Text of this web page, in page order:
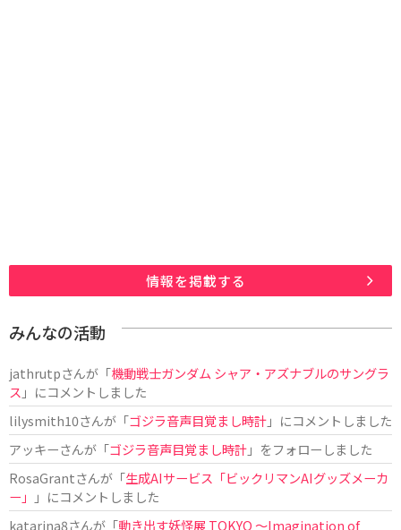
情報を掲載する
みんなの活動
jathrutpさんが「機動戦士ガンダム シャア・アズナブルのサングラ
ス 」にコメントしました
lilysmith10さんが「ゴジラ音声目覚まし時計」にコメントしました
アッキーさんが「ゴジラ音声目覚まし時計」をフォローしました
RosaGrantさんが「生成AIサービス「ビックリマンAIグッズメーカ
ー」
」にコメントしました
katarina8さんが「動き出す妖怪展 TOKYO 〜Imagination of